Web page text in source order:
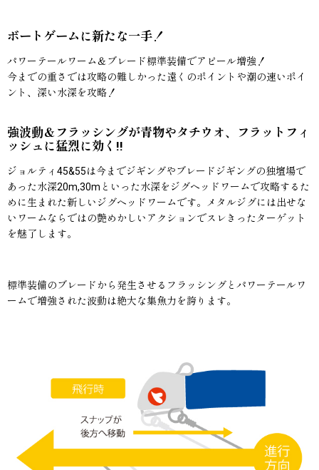
ボートゲームに新たな一手！
パワーテールワーム＆ブレード標準装備でアピール増強！
今までの重さでは攻略の難しかった遠くのポイントや潮の速いポイ
ント、深い水深を攻略！
強波動＆フラッシングが青物やタチウオ、フラットフィ
ッシュに猛烈に効く!!
ジョルティ45&55は今までジギングやブレードジギングの独壇場で
あった水深20m,30mといった水深をジグヘッドワームで攻略するた
めに生まれた新しいジグヘッドワームです。メタルジグには出せな
いワームならではの艶めかしいアクションでスレきったターゲット
を魅了します。
標準装備のブレードから発生させるフラッシングとパワーテールワ
ームで増強された波動は絶大な集魚力を誇ります。